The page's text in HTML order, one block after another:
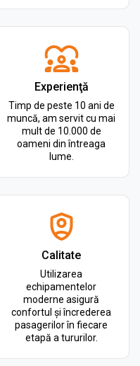
Experienţă
Timp de peste 10 ani de
muncă, am servit cu mai
mult de 10.000 de
oameni din întreaga
lume.
Calitate
Utilizarea
echipamentelor
moderne asigură
confortul și încrederea
pasagerilor în fiecare
etapă a tururilor.